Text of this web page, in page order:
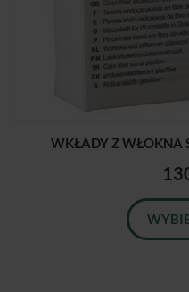
WKŁADY Z WŁOKNA